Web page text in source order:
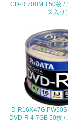
<L1> 環境負荷
<L2> 環境負荷
CD-R 700MB 50枚 /
ス入り）
D-
DVD-R 4.7GB 50枚 /